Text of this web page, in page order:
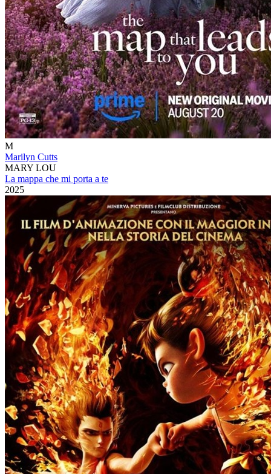
M
Marilyn Cutts
MARY LOU
La mappa che mi porta a te
2025